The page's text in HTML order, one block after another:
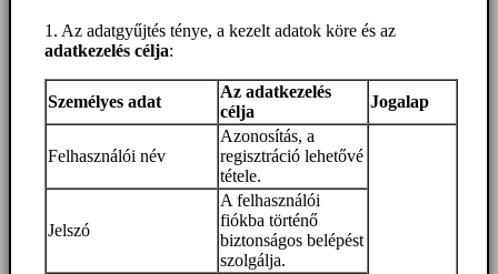
1. Az adatgyűjtés ténye, a kezelt adatok köre és az
adatkezelés célja:
Személyes adat
Az adatkezelés
célja
Jogalap
Felhasználói név
Azonosítás, a
regisztráció lehetővé
tétele.
Jelszó
A felhasználói
fiókba történő
biztonságos belépést
szolgálja.